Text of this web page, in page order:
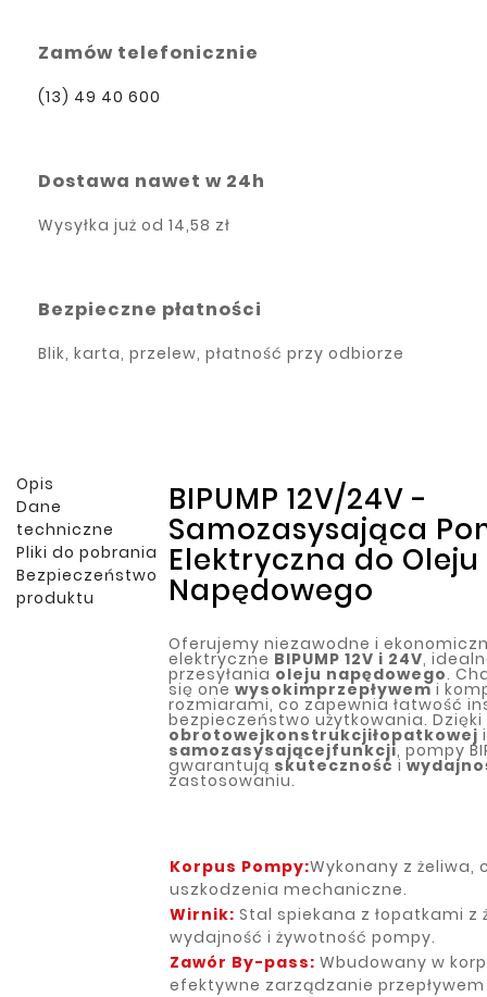
Zamów telefonicznie
(13) 49 40 600
Dostawa nawet w 24h
Wysyłka już od 14,58 zł
Bezpieczne płatności
Blik, karta, przelew, płatność przy odbiorze
Opis
Dane
techniczne
Pliki do pobrania
Bezpieczeństwo
produktu
BIPUMP 12V/24V -
Samozasysająca
Elektryczna do Oleju
Napędowego
Oferujemy niezawodne i
elektryczne BIPUMP 12V i 24V,
przesyłania oleju napędowego.
się one wysokimprzepływemi
rozmiarami, co zapewnia łatwość
bezpieczeństwo użytkowania. Dzięki
obrotowejkonstrukcjiłopatkowej i
samozasysającejfunkcji, pompy
gwarantują skuteczność i
zastosowaniu.
Korpus Pompy:Wykonany z żeliwa,
uszkodzenia mechaniczne.
Wirnik: Stal spiekana z łopatkami
wydajność i żywotność pompy.
Zawór By-pass: Wbudowany w
efektywne zarządzanie